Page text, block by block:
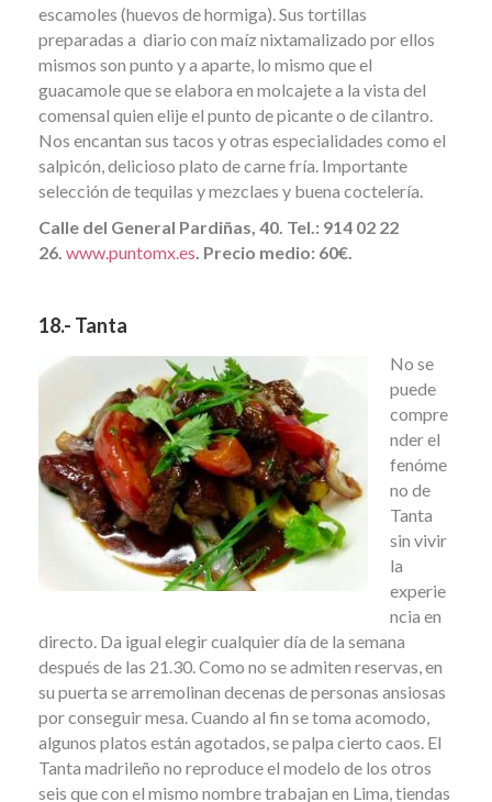
escamoles (huevos de hormiga). Sus tortillas
preparadas a diario con maíz nixtamalizado por ellos
mismos son punto y a aparte, lo mismo que el
guacamole que se elabora en molcajete a la vista del
comensal quien elije el punto de picante o de cilantro.
Nos encantan sus tacos y otras especialidades como el
salpicón, delicioso plato de carne fría. Importante
selección de tequilas y mezclaes y buena coctelería.
Calle del General Pardiñas, 40. Tel.: 914 02 22
26. www.puntomx.es . Precio medio: 60€.
18.- Tanta
No se
puede
compre
nder el
fenóme
no de
Tanta
sin vivir
la
experie
ncia en
directo. Da igual elegir cualquier día de la semana
después de las 21.30. Como no se admiten reservas, en
su puerta se arremolinan decenas de personas ansiosas
por conseguir mesa. Cuando al fin se toma acomodo,
algunos platos están agotados, se palpa cierto caos. El
Tanta madrileño no reproduce el modelo de los otros
seis que con el mismo nombre trabajan en Lima, tiendas